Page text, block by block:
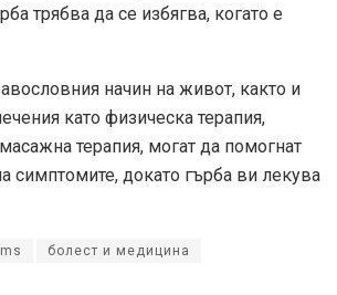
трябва да се избягва, когато е
начин на живот, както и
като физическа терапия,
терапия, могат да помогнат
симптомите, докато гърба ви лекува
болест и медицина